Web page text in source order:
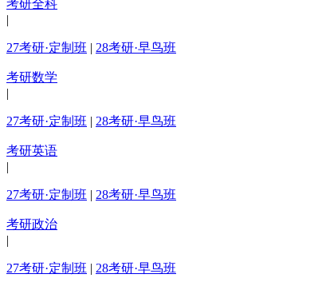
考研全科
|
27考研·定制班 | 28考研·早鸟班
考研数学
|
27考研·定制班 | 28考研·早鸟班
考研英语
|
27考研·定制班 | 28考研·早鸟班
考研政治
|
27考研·定制班 | 28考研·早鸟班